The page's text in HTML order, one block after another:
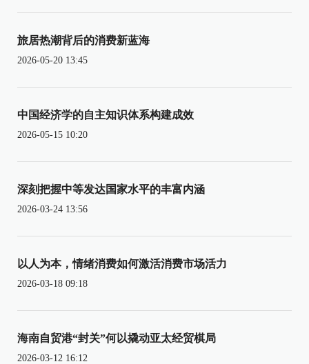
旅居热潮背后的消费新蓝海
2026-05-20 13:45
中国经济学的自主知识体系构建成效
2026-05-15 10:20
深刻把握中等发达国家水平的丰富内涵
2026-03-24 13:56
以人为本，情绪消费如何激活消费市场活力
2026-03-18 09:18
海南自贸港“封关”何以撬动亚太经贸棋局
2026-03-12 16:12